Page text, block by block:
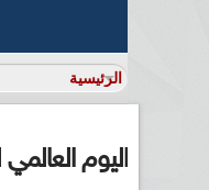
اليوم